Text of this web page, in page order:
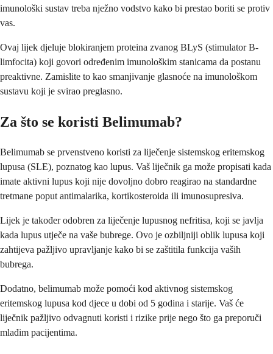
imunološki sustav treba nježno vodstvo kako bi prestao boriti se protiv
vas.
Ovaj lijek djeluje blokiranjem proteina zvanog BLyS (stimulator B-
limfocita) koji govori određenim imunološkim stanicama da postanu
preaktivne. Zamislite to kao smanjivanje glasnoće na imunološkom
sustavu koji je svirao preglasno.
Za što se koristi Belimumab?
Belimumab se prvenstveno koristi za liječenje sistemskog eritemskog
lupusa (SLE), poznatog kao lupus. Vaš liječnik ga može propisati kada
imate aktivni lupus koji nije dovoljno dobro reagirao na standardne
tretmane poput antimalarika, kortikosteroida ili imunosupresiva.
Lijek je također odobren za liječenje lupusnog nefritisa, koji se javlja
kada lupus utječe na vaše bubrege. Ovo je ozbiljniji oblik lupusa koji
zahtijeva pažljivo upravljanje kako bi se zaštitila funkcija vaših
bubrega.
Dodatno, belimumab može pomoći kod aktivnog sistemskog
eritemskog lupusa kod djece u dobi od 5 godina i starije. Vaš će
liječnik pažljivo odvagnuti koristi i rizike prije nego što ga preporuči
mlađim pacijentima.